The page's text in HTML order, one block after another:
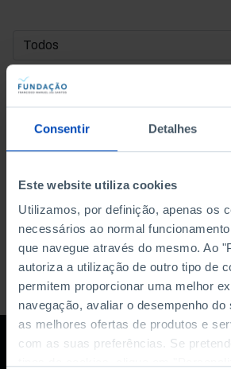
Consentir Detalhes
Este website utiliza cookies
Utilizamos, por definição, apenas os
necessários ao normal
que navegue através do mesmo. Ao
autoriza a utilização de outro tipo de
permitem proporcionar uma melhor
navegação, avaliar o desempenho do
as melhores ofertas de produtos e
com as suas preferências. Se
DATA DE INÍCIO
DATA DE FIM